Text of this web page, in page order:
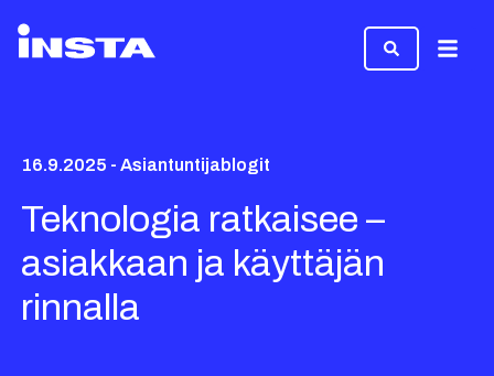
16.9.2025 - Asiantuntijablogit
Teknologia ratkaisee –
asiakkaan ja käyttäjän
rinnalla